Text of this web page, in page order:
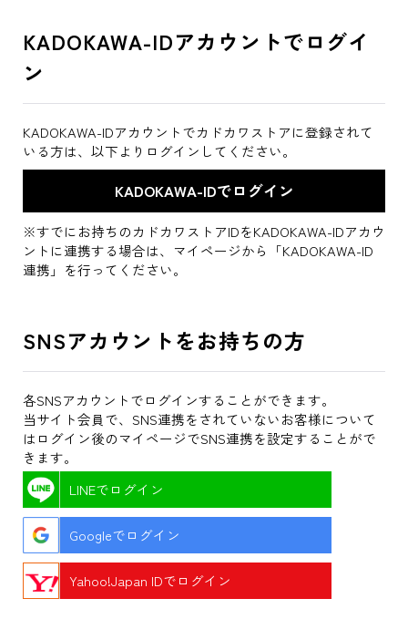
KADOKAWA-IDアカウントでログイ
ン
KADOKAWA-IDアカウントでカドカワストアに登録されて
いる方は、以下よりログインしてください。
※すでにお持ちのカドカワストアIDをKADOKAWA-IDアカウ
ントに連携する場合は、マイページから「KADOKAWA-ID
連携」を行ってください。
SNSアカウントをお持ちの方
各SNSアカウントでログインすることができます。
当サイト会員で、SNS連携をされていないお客様について
はログイン後のマイページでSNS連携を設定することがで
きます。
LINEでログイン
Googleでログイン
Yahoo!Japan IDでログイン